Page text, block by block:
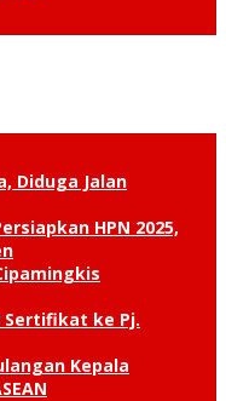
Diduga Jalan
HPN 2025,
Sertifikat ke Pj.
Kepala